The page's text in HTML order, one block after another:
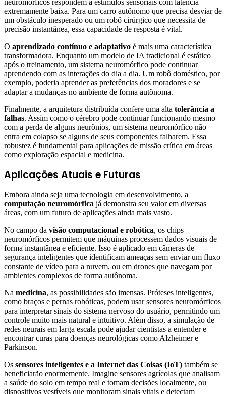
neuromórficos respondem a estímulos sensoriais com latência
extremamente baixa. Para um carro autônomo que precisa desviar de
um obstáculo inesperado ou um robô cirúrgico que necessita de
precisão instantânea, essa capacidade de resposta é vital.
O aprendizado contínuo e adaptativo é mais uma característica
transformadora. Enquanto um modelo de IA tradicional é estático
após o treinamento, um sistema neuromórfico pode continuar
aprendendo com as interações do dia a dia. Um robô doméstico, por
exemplo, poderia aprender as preferências dos moradores e se
adaptar a mudanças no ambiente de forma autônoma.
Finalmente, a arquitetura distribuída confere uma alta tolerância a
falhas. Assim como o cérebro pode continuar funcionando mesmo
com a perda de alguns neurônios, um sistema neuromórfico não
entra em colapso se alguns de seus componentes falharem. Essa
robustez é fundamental para aplicações de missão crítica em áreas
como exploração espacial e medicina.
Aplicações Atuais e Futuras
Embora ainda seja uma tecnologia em desenvolvimento, a
computação neuromórfica já demonstra seu valor em diversas
áreas, com um futuro de aplicações ainda mais vasto.
No campo da visão computacional e robótica, os chips
neuromórficos permitem que máquinas processem dados visuais de
forma instantânea e eficiente. Isso é aplicado em câmeras de
segurança inteligentes que identificam ameaças sem enviar um fluxo
constante de vídeo para a nuvem, ou em drones que navegam por
ambientes complexos de forma autônoma.
Na medicina, as possibilidades são imensas. Próteses inteligentes,
como braços e pernas robóticas, podem usar sensores neuromórficos
para interpretar sinais do sistema nervoso do usuário, permitindo um
controle muito mais natural e intuitivo. Além disso, a simulação de
redes neurais em larga escala pode ajudar cientistas a entender e
encontrar curas para doenças neurológicas como Alzheimer e
Parkinson.
Os sensores inteligentes e a Internet das Coisas (IoT) também se
beneficiarão enormemente. Imagine sensores agrícolas que analisam
a saúde do solo em tempo real e tomam decisões localmente, ou
dispositivos vestíveis que monitoram sinais vitais e detectam